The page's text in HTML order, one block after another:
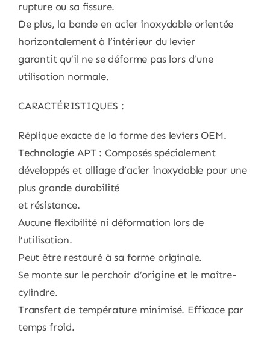
rupture ou sa fissure.
De plus, la bande en acier inoxydable orientée
horizontalement à l’intérieur du levier
garantit qu’il ne se déforme pas lors d’une
utilisation normale.
CARACTÉRISTIQUES :
Réplique exacte de la forme des leviers OEM.
Technologie APT : Composés spécialement
développés et alliage d’acier inoxydable pour une
plus grande durabilité
et résistance.
Aucune flexibilité ni déformation lors de
l’utilisation.
Peut être restauré à sa forme originale.
Se monte sur le perchoir d’origine et le maître-
cylindre.
Transfert de température minimisé. Efficace par
temps froid.